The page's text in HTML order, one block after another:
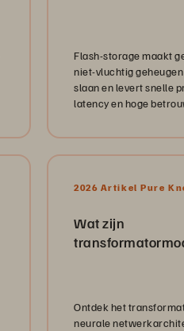
Flash-storage maakt
niet-vluchtig
slaan en levert snelle
latency en hoge
2026 Artikel Pure
Wat zijn
Ontdek het
neurale